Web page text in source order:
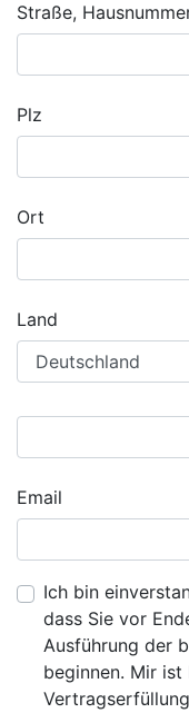
Straße,
Plz
Ort
Land
Email
Ich bin
dass Sie vor
Ausführung der
beginnen. Mir